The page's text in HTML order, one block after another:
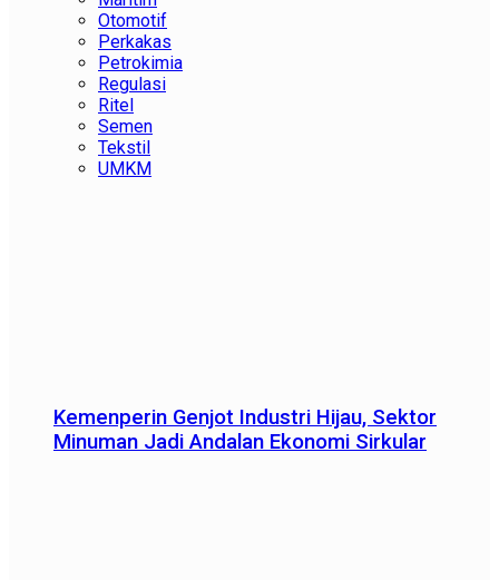
Otomotif
Perkakas
Petrokimia
Regulasi
Ritel
Semen
Tekstil
UMKM
Kemenperin Genjot Industri Hijau, Sektor
Minuman Jadi Andalan Ekonomi Sirkular